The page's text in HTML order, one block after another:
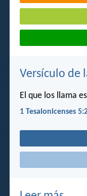
Versículo de
El que los llama
1 Tesalonicenses